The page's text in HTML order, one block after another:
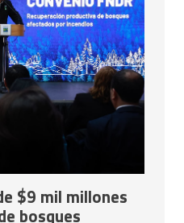
$9 mil millones
bosques